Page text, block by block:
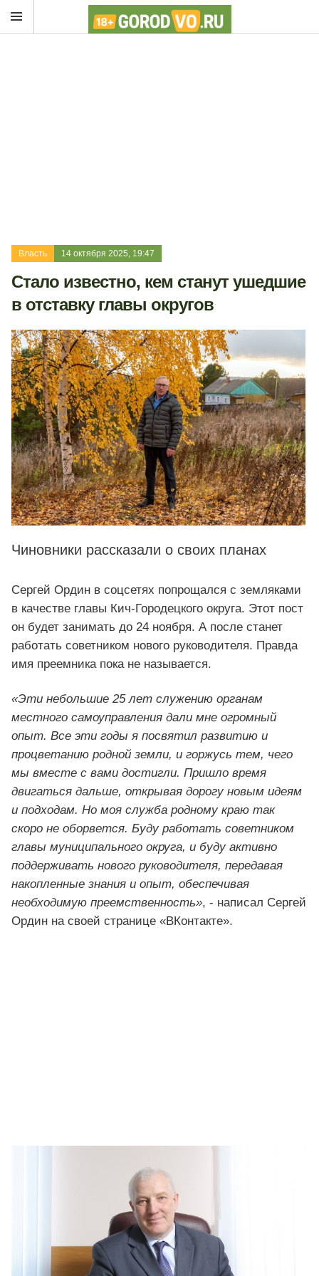
Власть 14 октября 2025, 19:47
Стало известно, кем станут ушедшие
в отставку главы округов
Чиновники рассказали о своих планах
Сергей Ордин в соцсетях попрощался с земляками
в качестве главы Кич-Городецкого округа. Этот пост
он будет занимать до 24 ноября. А после станет
работать советником нового руководителя. Правда
имя преемника пока не называется.
«Эти небольшие 25 лет служению органам
местного самоуправления дали мне огромный
опыт. Все эти годы я посвятил развитию и
процветанию родной земли, и горжусь тем, чего
мы вместе с вами достигли. Пришло время
двигаться дальше, открывая дорогу новым идеям
и подходам. Но моя служба родному краю так
скоро не оборвется. Буду работать советником
главы муниципального округа, и буду активно
поддерживать нового руководителя, передавая
накопленные знания и опыт, обеспечивая
необходимую преемственность», - написал Сергей
Ордин на своей странице «ВКонтакте».